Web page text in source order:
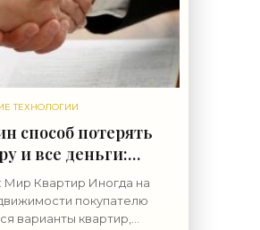
ТЕХНОЛОГИИ
способ потерять
и все деньги:
квартиры у
лица. Как
себя при такой
Мир Квартир Иногда на
покупателю
варианты квартир,